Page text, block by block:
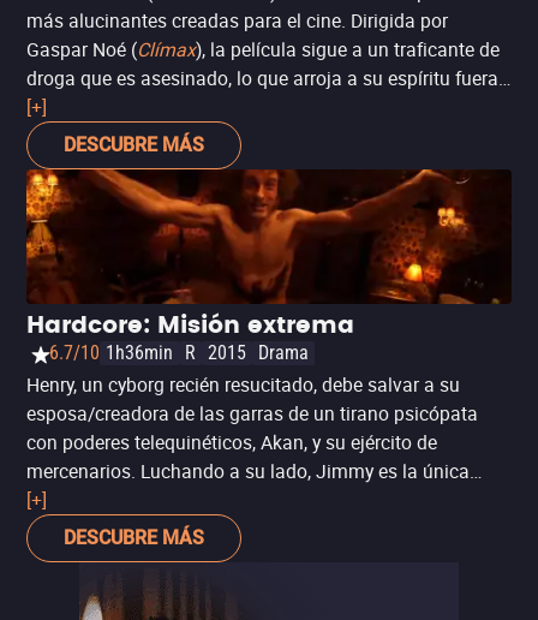
más alucinantes creadas para el cine. Dirigida por
Gaspar Noé (Clímax), la película sigue a un traficante de
droga que es asesinado, lo que arroja a su espíritu fuera
de su cuerpo para presenciar su pasado, presente y
futuro. Contada desde
perspectiva subjetiva
cámara fantasmagórica y con una fotografía psicodélica,
es un viaje que estimulará todos tus sentidos y te
sumergirá en la pantalla de una forma única, casi nunca
vista en una película.
[+]
DESCUBRE MÁS
Hardcore: Misión extrema
6.7/10 1h36min R 2015 Drama
Henry, un cyborg recién resucitado, debe salvar a su
esposa/creadora de las garras de un tirano psicópata
con poderes telequinéticos, Akan, y su ejército de
mercenarios. Luchando a su lado, Jimmy es la única
esperanza de Henry para lograr tal hazaña antes de que
termine el día.
[+]
DESCUBRE MÁS